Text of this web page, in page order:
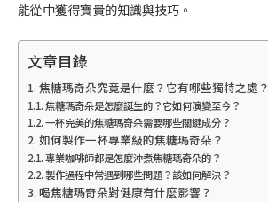
能從中獲得寶貴的知識與技巧。
文章目錄
焦糖瑪奇朵究竟是什麼？它有哪些獨特之處？
焦糖瑪奇朵是怎麼誕生的？它如何演變至今？
一杯完美的焦糖瑪奇朵需要哪些關鍵成分？
如何製作一杯專業級的焦糖瑪奇朵？
專業咖啡師都是怎麼沖煮焦糖瑪奇朵的？
製作過程中常遇到哪些問題？該如何解決？
喝焦糖瑪奇朵對健康有什麼影響？